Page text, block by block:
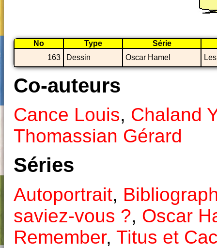
No Type
Série
163
Dessin Oscar Hamel
Co-auteurs
Cance Louis, Chaland
Thomassian Gérard
Séries
Autoportrait,
saviez-vous ?, Oscar
Remember, Titus et